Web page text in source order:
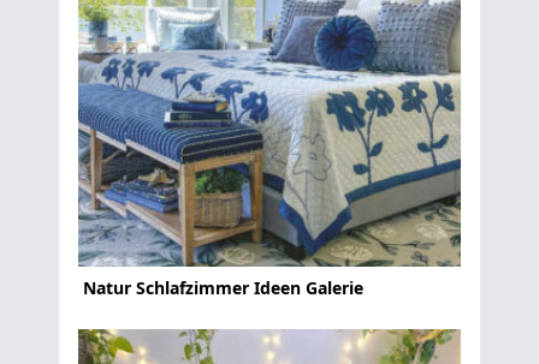
Natur Schlafzimmer Ideen Galerie